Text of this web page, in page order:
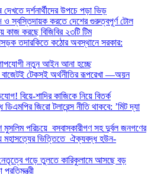
দেখতে দর্শনার্থীদের উপচে পড়া ভিড়
ও স্বস্তিদায়ক করতে দেশের গুরুত্বপূর্ণ টোল
করছে বিজিবির ২৩টি টিম
তদারকিতে কঠোর অবস্থানে সরকার:
নতুন আইন আনা হচ্ছে
বাজেটই টেকসই অর্থনীতির রূপরেখা —অয়ন
বিয়ে-শাদির কাজিকে নিয়ে বিতর্ক
জিরো টলারেন্স নীতি থাকবে: ’মিট দ্যা
মুসলিম পরিচয়ে বসবাসকারীগণ সহ দুর্বল জনগণের
মহাসত্যের ভিত্তিতে ঐক্যবদ্ধ হউন-
নেতৃত্বে গড়ে তুলতে কারিকুলামে আসছে বড়